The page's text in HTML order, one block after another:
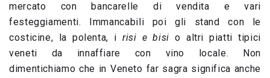
mercato con bancarelle di vendita e vari
festeggiamenti. Immancabili poi gli stand con le
costicine, la polenta, i risi e bisi o altri piatti tipici
veneti da innaffiare con vino locale. Non
dimentichiamo che in Veneto far sagra significa anche